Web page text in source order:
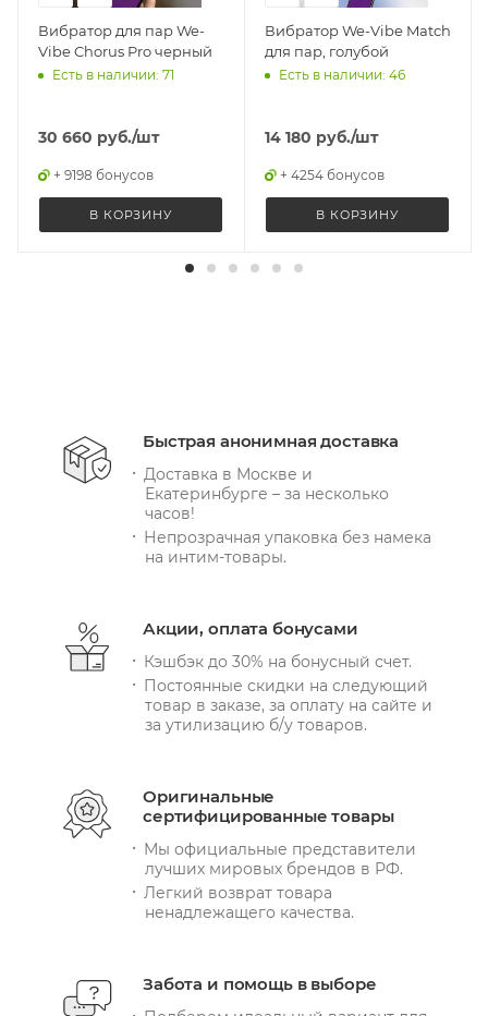
Вибратор для пар We-
Vibe Chorus Pro черный
Есть в наличии: 71
30 660 руб./шт
+ 9198 бонусов
В КОРЗИНУ
Вибратор We-Vibe Match
для пар, голубой
Есть в наличии: 46
14 180 руб./шт
+ 4254 бонусов
В КОРЗИНУ
Быстрая анонимная доставка
Доставка в Москве и
Екатеринбурге – за несколько
часов!
Непрозрачная упаковка без намека
на интим-товары.
Акции, оплата бонусами
Кэшбэк до 30% на бонусный счет.
Постоянные скидки на следующий
товар в заказе, за оплату на сайте и
за утилизацию б/у товаров.
Оригинальные
сертифицированные товары
Мы официальные представители
лучших мировых брендов в РФ.
Легкий возврат товара
ненадлежащего качества.
Забота и помощь в выборе